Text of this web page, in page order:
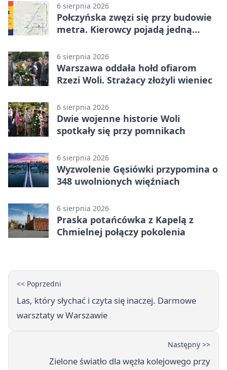
6 sierpnia 2026
Połczyńska zwęzi się przy budowie
metra. Kierowcy pojadą jedną
6 sierpnia 2026
Warszawa oddała hołd ofiarom
Rzezi Woli. Strażacy złożyli wieniec
6 sierpnia 2026
Dwie wojenne historie Woli
spotkały się przy pomnikach
6 sierpnia 2026
Wyzwolenie Gęsiówki przypomina o
348 uwolnionych więźniach
6 sierpnia 2026
Praska potańcówka z Kapelą z
Chmielnej połączy pokolenia
<< Poprzedni
Las, który słychać i czyta się inaczej. Darmowe
warsztaty w Warszawie
Następny >>
Zielone światło dla węzła kolejowego przy